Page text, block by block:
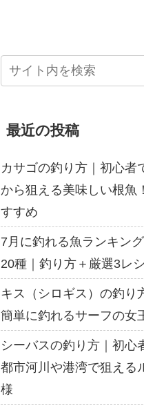
最近の投稿
カサゴの釣り方｜初心者
から狙える美味しい根魚
すすめ
7月に釣れる魚ランキン
20種｜釣り方＋厳選3レシ
キス（シロギス）の釣り
簡単に釣れるサーフの女
シーバスの釣り方｜初心
都市河川や港湾で狙える
様